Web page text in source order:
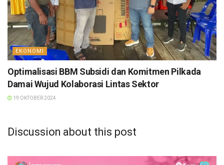
EKONOMI
Optimalisasi BBM Subsidi dan Komitmen Pilkada
Damai Wujud Kolaborasi Lintas Sektor
19 OKTOBER 2024
Discussion about this post